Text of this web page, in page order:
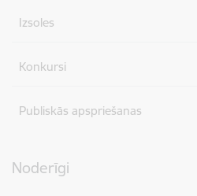
Izsoles
Konkursi
Publiskās apspriešanas
Noderīgi